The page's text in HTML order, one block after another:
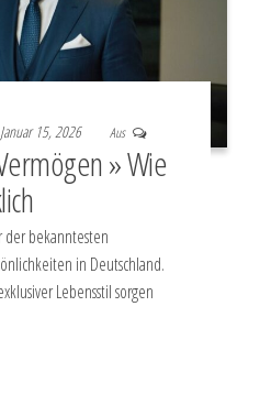
Januar 15, 2026 Aus
» Wie
der bekanntesten
in Deutschland.
Lebensstil sorgen